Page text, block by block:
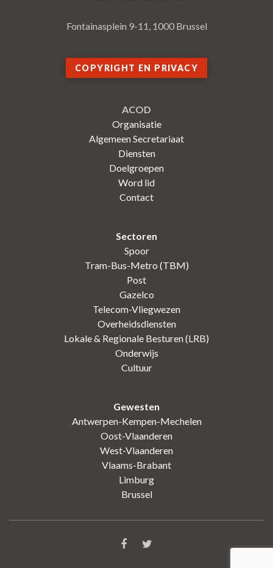
Fontainasplein 9-11, 1000 Brussel
COPYRIGHT EN PRIVACY
ACOD
Organisatie
Algemeen Secretariaat
Diensten
Doelgroepen
Word lid
Contact
Sectoren
Spoor
Tram-Bus-Metro (TBM)
Post
Gazelco
Telecom-Vliegwezen
Overheidsdiensten
Lokale & Regionale Besturen (LRB)
Onderwijs
Cultuur
Gewesten
Antwerpen-Kempen-Mechelen
Oost-Vlaanderen
West-Vlaanderen
Vlaams-Brabant
Limburg
Brussel